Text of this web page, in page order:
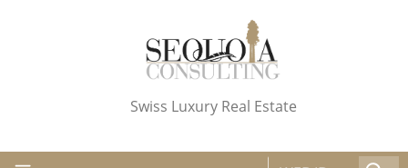
Swiss Luxury Real Estate